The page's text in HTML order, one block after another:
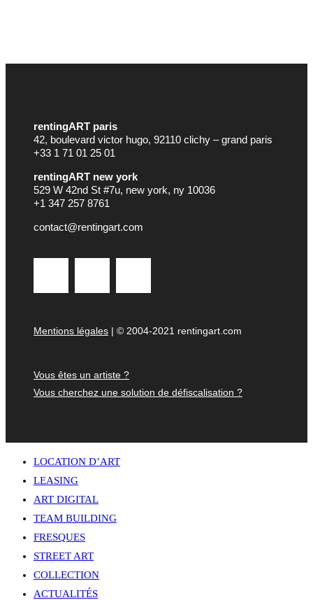
rentingART paris
42, boulevard victor hugo, 92110 clichy – grand paris
+33 1 71 01 25 01
rentingART new york
529 W 42nd St #7u, new york, ny 10036
+1 347 257 8761
contact@rentingart.com
Mentions légales | © 2004-2021 rentingart.com
Vous êtes un artiste ?
Vous cherchez une solution de défiscalisation ?
LOCATION D’ART
LEASING
ART DIGITAL
TEAM BUILDING
FRESQUES
STREET ART
COLLECTION
ACTUALITÉS